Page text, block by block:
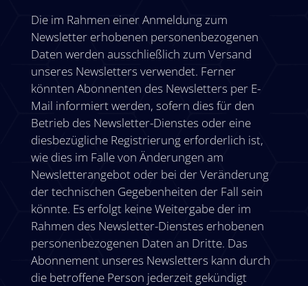
Die im Rahmen einer Anmeldung zum
Newsletter erhobenen personenbezogenen
Daten werden ausschließlich zum Versand
unseres Newsletters verwendet. Ferner
könnten Abonnenten des Newsletters per E-
Mail informiert werden, sofern dies für den
Betrieb des Newsletter-Dienstes oder eine
diesbezügliche Registrierung erforderlich ist,
wie dies im Falle von Änderungen am
Newsletterangebot oder bei der Veränderung
der technischen Gegebenheiten der Fall sein
könnte. Es erfolgt keine Weitergabe der im
Rahmen des Newsletter-Dienstes erhobenen
personenbezogenen Daten an Dritte. Das
Abonnement unseres Newsletters kann durch
die betroffene Person jederzeit gekündigt